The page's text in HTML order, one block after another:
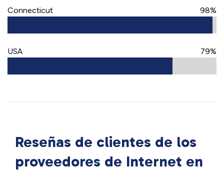
Connecticut 98%
USA 79%
Reseñas de clientes de los
proveedores de Internet en